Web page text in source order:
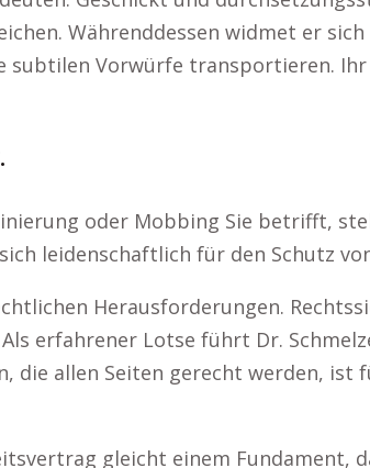
Währenddessen widmet er
subtilen Vorwürfe transportieren.
oder Mobbing Sie betrifft,
leidenschaftlich für den Schutz
Herausforderungen.
erfahrener Lotse führt Dr.
die allen Seiten gerecht werden,
gleicht einem Fundament,